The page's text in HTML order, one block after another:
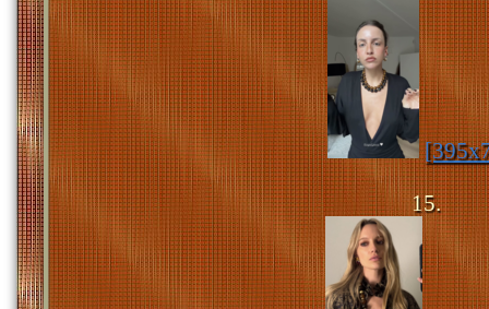
15.